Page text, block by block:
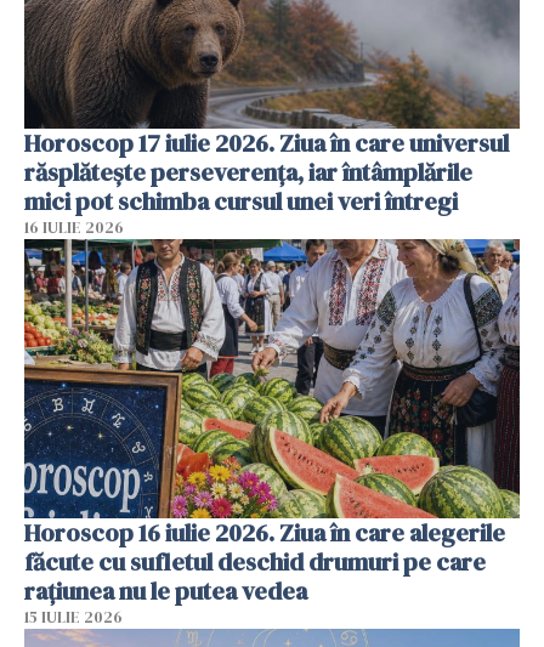
Horoscop 17 iulie 2026. Ziua în care universul
răsplătește perseverența, iar întâmplările
mici pot schimba cursul unei veri întregi
16 IULIE 2026
Horoscop 16 iulie 2026. Ziua în care alegerile
făcute cu sufletul deschid drumuri pe care
rațiunea nu le putea vedea
15 IULIE 2026